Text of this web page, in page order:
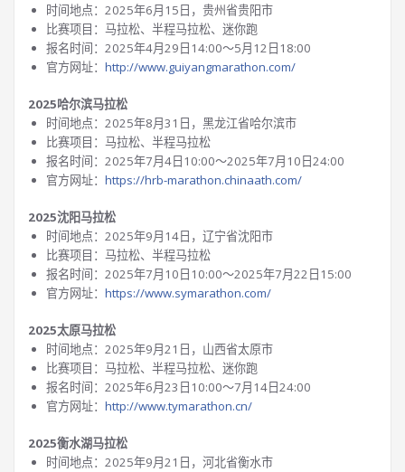
时间地点：2025年6月15日，贵州省贵阳市
比赛项目：马拉松、半程马拉松、迷你跑
报名时间：2025年4月29日14:00～5月12日18:00
官方网址： http://www.guiyangmarathon.com/
2025哈尔滨马拉松
时间地点：2025年8月31日，黑龙江省哈尔滨市
比赛项目：马拉松、半程马拉松
报名时间：2025年7月4日10:00～2025年7月10日24:00
官方网址： https://hrb-marathon.chinaath.com/
2025沈阳马拉松
时间地点：2025年9月14日，辽宁省沈阳市
比赛项目：马拉松、半程马拉松
报名时间：2025年7月10日10:00～2025年7月22日15:00
官方网址： https://www.symarathon.com/
2025太原马拉松
时间地点：2025年9月21日，山西省太原市
比赛项目：马拉松、半程马拉松、迷你跑
报名时间：2025年6月23日10:00～7月14日24:00
官方网址： http://www.tymarathon.cn/
2025衡水湖马拉松
时间地点：2025年9月21日，河北省衡水市